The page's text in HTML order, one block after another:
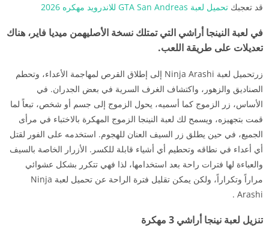
قد تعجبك تحميل لعبة GTA San Andreas للاندرويد مهكره 2026
في لعبة النينجا أراشي التي تمتلك نسخة الأصليهمن ميديا فاير، هناك
تعديلات على طريقة اللعب.
زرتحميل لعبة Ninja Arashi إلى إطلاق القرص لمهاجمة الأعداء، وتحطم
الصناديق والزهور، واكتشاف الغرف السرية في بعض الجدران. في
الأساس، زر الزموج كما أسميه، يحول الزموج إلى جسم أو شخص، تبعاً لما
قمت بتجهيزه، ويسمح لك لعبة النينجا الزموج المهكرة بالاختباء في مرأى
الجميع، في حين يطلق زر السيف العنان للهجوم. استخدمه على الفور لقتل
أي أعداء في نطاقه وتحطيم أي أشياء قابلة للكسر. الأزرار الخاصة بالسيف
والعباءة لها فترات راحة بعد استخدامها، لذا فهي تتكرر بشكل عشوائي
مراراً وتكراراً، ولكن يمكن تقليل فترة الراحة عن تحميل لعبة Ninja
Arashi .
تنزيل لعبة نينجا أراشي 3 مهكرة